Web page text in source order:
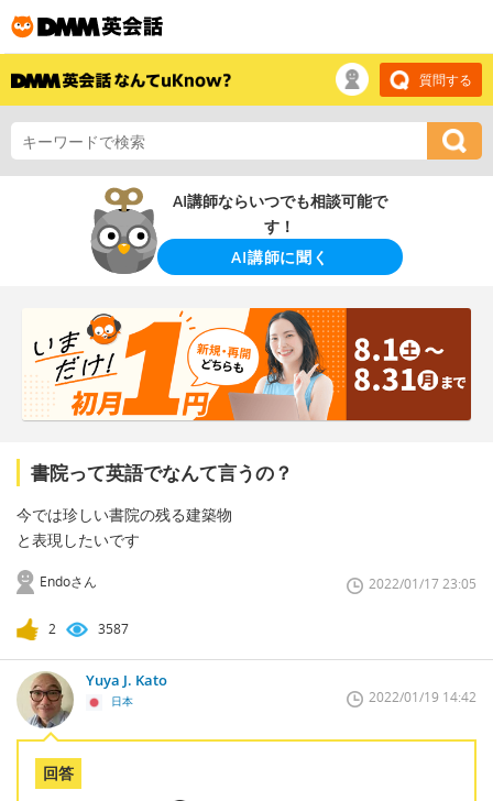
質問する
AI講師ならいつでも相談可能で
す！
AI講師に聞く
書院って英語でなんて言うの？
今では珍しい書院の残る建築物
と表現したいです
Endoさん 2022/01/17 23:05
2 3587
Yuya J. Kato
日本 2022/01/19 14:42
回答